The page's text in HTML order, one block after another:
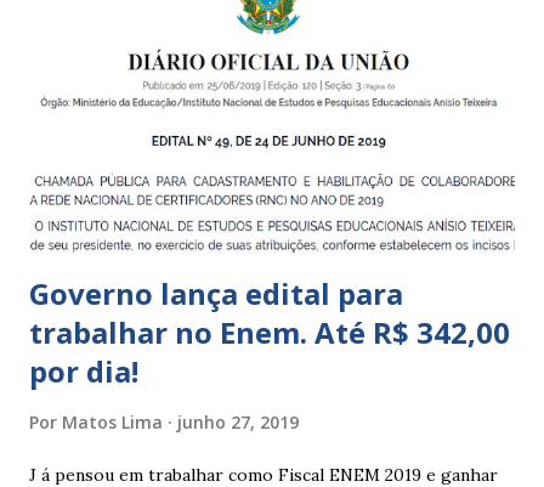
Municipais de Educação Infantil, que atendem crianças de 4
a 5 anos e 11 meses; – CEMEI - Centro Municipal de
Educação Infantil, que recebe crianças de zero a 5 anos e 11
Indígena, e trabalham com cri...
Governo lança edital para
trabalhar no Enem. Até R$ 342,00
por dia!
Por Matos Lima junho 27, 2019
J á pensou em trabalhar como Fiscal ENEM 2019 e ganhar